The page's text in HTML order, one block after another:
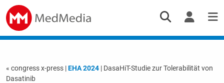
« congress x-press |EHA 2024| DasaHiT-Studie zur Tolerabilität von
Dasatinib